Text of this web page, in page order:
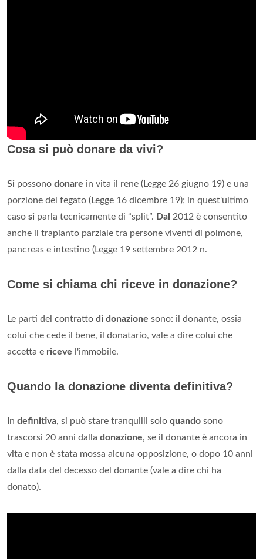
Cosa si può donare da vivi?
Si possono donare in vita il rene (Legge 26 giugno 19) e una
porzione del fegato (Legge 16 dicembre 19); in quest'ultimo
caso si parla tecnicamente di “split”. Dal 2012 è consentito
anche il trapianto parziale tra persone viventi di polmone,
pancreas e intestino (Legge 19 settembre 2012 n.
Come si chiama chi riceve in donazione?
Le parti del contratto di donazione sono: il donante, ossia
colui che cede il bene, il donatario, vale a dire colui che
accetta e riceve l'immobile.
Quando la donazione diventa definitiva?
In definitiva, si può stare tranquilli solo quando sono
trascorsi 20 anni dalla donazione, se il donante è ancora in
vita e non è stata mossa alcuna opposizione, o dopo 10 anni
dalla data del decesso del donante (vale a dire chi ha
donato).